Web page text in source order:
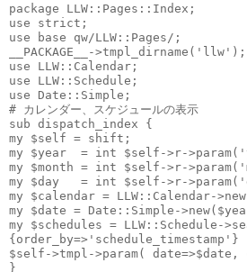
package LLW::Pages::Index;
use strict;
use base qw/LLW::Pages/;
__PACKAGE__->tmpl_dirname('llw');
use LLW::Calendar;
use LLW::Schedule;
use Date::Simple;
# カレンダー、スケジュールの表示
sub dispatch_index {
my $self = shift;
my $year  = int $self->r-
my $month = int $self->r-
my $day   = int $self->r-
my $calendar = LLW::Calendar-
my $date = Date::Simple-
my $schedules = LLW::Schedule-
{order_by=>'schedule_timestamp'}
$self->tmpl->param(
}